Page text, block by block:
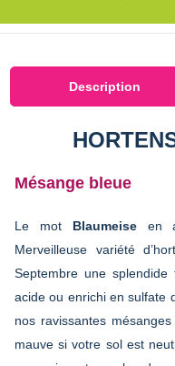
Description
Mésange bleue
Le mot Blaumeiseen
Merveilleuse variété
Septembre une
acide ou enrichi en sulfate
nos ravissantes
mauve si votre sol est